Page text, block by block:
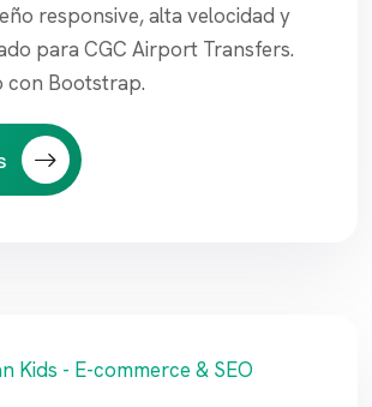
responsive, alta velocidad y
para CGC Airport Transfers.
con Bootstrap.